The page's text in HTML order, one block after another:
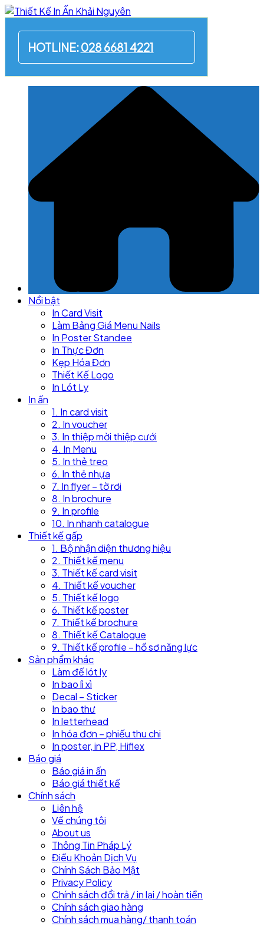
Skip
content
HOTLINE:028 6681 4221
Nổi bật
In Card Visit
Làm Bảng Giá Menu Nails
In Poster Standee
In Thực Đơn
Kẹp Hóa Đơn
Thiết Kế Logo
In Lót Ly
In ấn
1. In card visit
2. In voucher
3. In thiệp mời thiệp cưới
4. In Menu
5. In thẻ treo
6. In thẻ nhựa
7. In flyer – tờ rơi
8. In brochure
9. In profile
10. In nhanh catalogue
Thiết kế gấp
1. Bộ nhận diện thương hiệu
2. Thiết kế menu
3. Thiết kế card visit
4. Thiết kế voucher
5. Thiết kế logo
6. Thiết kế poster
7. Thiết kế brochure
8. Thiết kế Catalogue
9. Thiết kế profile – hồ sơ năng lực
Sản phẩm khác
Làm đế lót ly
In bao lì xì
Decal – Sticker
In bao thư
In letterhead
In hóa đơn – phiếu thu chi
In poster, in PP, Hiflex
Báo giá
Báo giá in ấn
Báo giá thiết kế
Chính sách
Liên hệ
Về chúng tôi
About us
Thông Tin Pháp Lý
Điều Khoản Dịch Vụ
Chính Sách Bảo Mật
Privacy Policy
Chính sách đổi trả / in lại / hoàn tiền
Chính sách giao hàng
Chính sách mua hàng/ thanh toán